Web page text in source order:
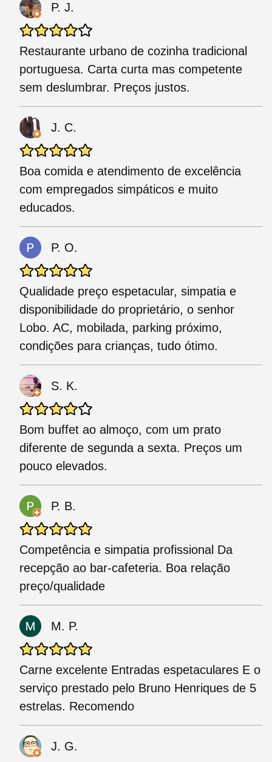
P. J.
Restaurante urbano de cozinha tradicional
portuguesa. Carta curta mas competente
sem deslumbrar. Preços justos.
J. C.
Boa comida e atendimento de excelência
com empregados simpáticos e muito
educados.
P. O.
Qualidade preço espetacular, simpatia e
disponibilidade do proprietário, o senhor
Lobo. AC, mobilada, parking próximo,
condições para crianças, tudo ótimo.
S. K.
Bom buffet ao almoço, com um prato
diferente de segunda a sexta. Preços um
pouco elevados.
P. B.
Competência e simpatia profissional Da
recepção ao bar-cafeteria. Boa relação
preço/qualidade
M. P.
Carne excelente Entradas espetaculares E o
serviço prestado pelo Bruno Henriques de 5
estrelas. Recomendo
J. G.